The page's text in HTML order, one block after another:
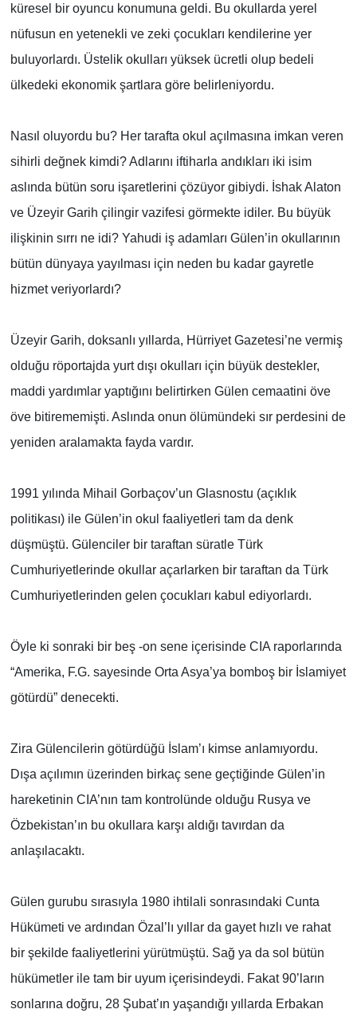
küresel bir oyuncu konumuna geldi. Bu okullarda yerel
nüfusun en yetenekli ve zeki çocukları kendilerine yer
buluyorlardı. Üstelik okulları yüksek ücretli olup bedeli
ülkedeki ekonomik şartlara göre belirleniyordu.
Nasıl oluyordu bu? Her tarafta okul açılmasına imkan veren
sihirli değnek kimdi? Adlarını iftiharla andıkları iki isim
aslında bütün soru işaretlerini çözüyor gibiydi. İshak Alaton
ve Üzeyir Garih çilingir vazifesi görmekte idiler. Bu büyük
ilişkinin sırrı ne idi? Yahudi iş adamları Gülen’in okullarının
bütün dünyaya yayılması için neden bu kadar gayretle
hizmet veriyorlardı?
Üzeyir Garih, doksanlı yıllarda, Hürriyet Gazetesi’ne vermiş
olduğu röportajda yurt dışı okulları için büyük destekler,
maddi yardımlar yaptığını belirtirken Gülen cemaatini öve
öve bitirememişti. Aslında onun ölümündeki sır perdesini de
yeniden aralamakta fayda vardır.
1991 yılında Mihail Gorbaçov’un Glasnostu (açıklık
politikası) ile Gülen’in okul faaliyetleri tam da denk
düşmüştü. Gülenciler bir taraftan süratle Türk
Cumhuriyetlerinde okullar açarlarken bir taraftan da Türk
Cumhuriyetlerinden gelen çocukları kabul ediyorlardı.
Öyle ki sonraki bir beş -on sene içerisinde CIA raporlarında
“Amerika, F.G. sayesinde Orta Asya’ya bomboş bir İslamiyet
götürdü” denecekti.
Zira Gülencilerin götürdüğü İslam’ı kimse anlamıyordu.
Dışa açılımın üzerinden birkaç sene geçtiğinde Gülen’in
hareketinin CIA’nın tam kontrolünde olduğu Rusya ve
Özbekistan’ın bu okullara karşı aldığı tavırdan da
anlaşılacaktı.
Gülen gurubu sırasıyla 1980 ihtilali sonrasındaki Cunta
Hükümeti ve ardından Özal’lı yıllar da gayet hızlı ve rahat
bir şekilde faaliyetlerini yürütmüştü. Sağ ya da sol bütün
hükümetler ile tam bir uyum içerisindeydi. Fakat 90’ların
sonlarına doğru, 28 Şubat’ın yaşandığı yıllarda Erbakan